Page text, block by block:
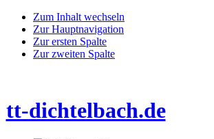
Zum Inhalt wechseln
Zur Hauptnavigation
Zur ersten Spalte
Zur zweiten Spalte
tt-dichtelbach.de